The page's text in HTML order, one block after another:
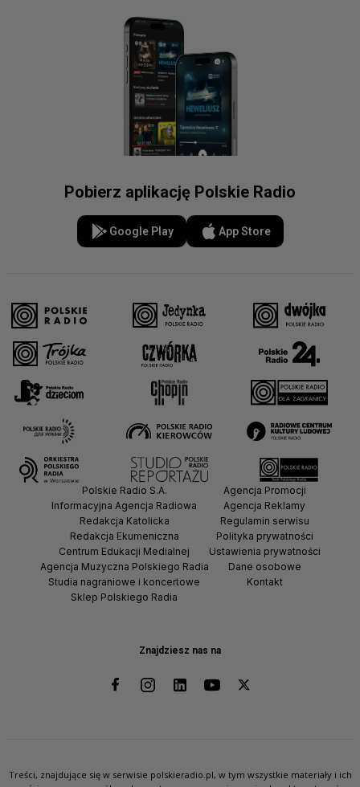
Pobierz aplikację Polskie Radio
Google Play App Store
Znajdziesz nas na
Polskie Radio S.A.
Informacyjna Agencja Radiowa
Redakcja Katolicka
Redakcja Ekumeniczna
Centrum Edukacji Medialnej
Agencja Muzyczna Polskiego Radia
Studia nagraniowe i koncertowe
Sklep Polskiego Radia
Agencja Promocji
Agencja Reklamy
Regulamin serwisu
Polityka prywatności
Ustawienia prywatności
Dane osobowe
Kontakt
Treści, znajdujące się w serwisie polskieradio.pl, w tym wszystkie materiały i ich